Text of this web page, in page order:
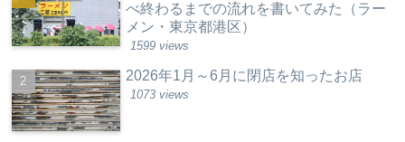
べ終わるまでの流れを書いてみた（ラー
メン・東京都港区）
1599 views
2026年1月～6月に閉店を知ったお店
1073 views